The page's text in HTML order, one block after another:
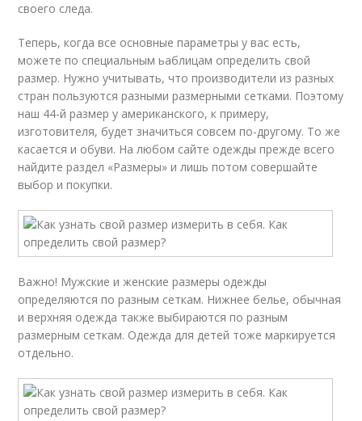
своего следа.
Теперь, когда все основные параметры у вас есть,
можете по специальным ьаблицам определить свой
размер. Нужно учитывать, что производители из разных
стран пользуются разными размерными сетками. Поэтому
наш 44-й размер у американского, к примеру,
изготовителя, будет значиться совсем по-другому. То же
касается и обуви. На любом сайте одежды прежде всего
найдите раздел «Размеры» и лишь потом совершайте
выбор и покупки.
Важно! Мужские и женские размеры одежды
определяются по разным сеткам. Нижнее белье, обычная
и верхняя одежда также выбираются по разным
размерным сеткам. Одежда для детей тоже маркируется
отдельно.